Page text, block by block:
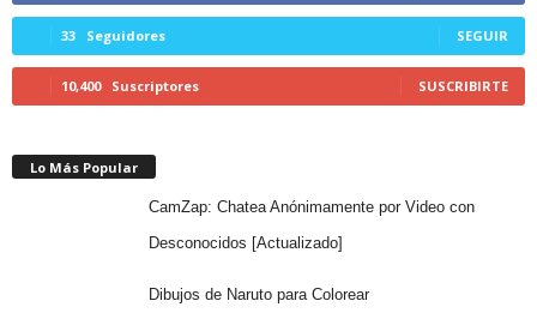
33 Seguidores SEGUIR
10,400 Suscriptores SUSCRIBIRTE
Lo Más Popular
CamZap: Chatea Anónimamente por Video con
Desconocidos [Actualizado]
Dibujos de Naruto para Colorear